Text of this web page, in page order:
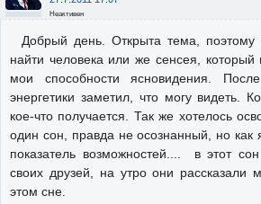
Неактивен
Добрый день. Открыта тема,
найти человека или же сенсея,
мои способности ясновидения.
энергетики заметил, что могу видеть.
кое-что получается. Так же хотелось
один сон, правда не осознанный, но как
показатель возможностей.... в этот
своих друзей, на утро они рассказали
этом сне.